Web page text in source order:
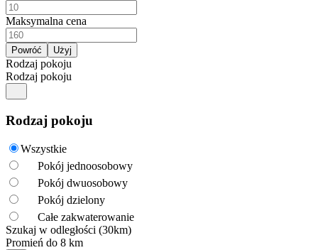
Maksymalna cena
Rodzaj pokoju
Rodzaj pokoju
Rodzaj pokoju
Wszystkie
Pokój jednoosobowy
Pokój dwuosobowy
Pokój dzielony
Całe zakwaterowanie
Szukaj w odległości (30km)
Promień do 8 km